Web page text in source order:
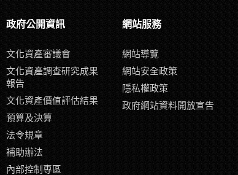
政府公開資訊
文化資產審議會
文化資產調查研究成果
報告
文化資產價值評估結果
預算及決算
法令規章
補助辦法
內部控制專區
網站服務
網站導覽
網站安全政策
隱私權政策
政府網站資料開放宣告